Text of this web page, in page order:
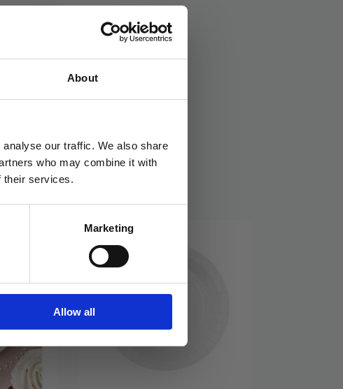
About
our traffic. We also share
who may combine it with
their services.
Marketing
Allow all